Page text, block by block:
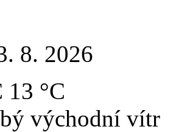
8. 2026
13 °C
východní vítr